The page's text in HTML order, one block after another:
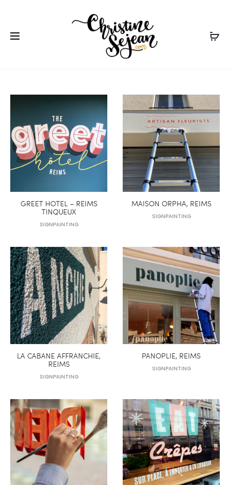
GREET HOTEL – REIMS
TINQUEUX
SIGNPAINTING
MAISON ORPHA, REIMS
SIGNPAINTING
LA CABANE AFFRANCHIE,
REIMS
SIGNPAINTING
PANOPLIE, REIMS
SIGNPAINTING